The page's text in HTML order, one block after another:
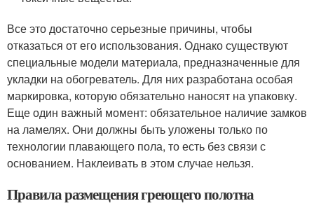
Все это достаточно серьезные причины, чтобы
отказаться от его использования. Однако существуют
специальные модели материала, предназначенные для
укладки на обогреватель. Для них разработана особая
маркировка, которую обязательно наносят на упаковку.
Еще один важный момент: обязательное наличие замков
на ламелях. Они должны быть уложены только по
технологии плавающего пола, то есть без связи с
основанием. Наклеивать в этом случае нельзя.
Правила размещения греющего полотна